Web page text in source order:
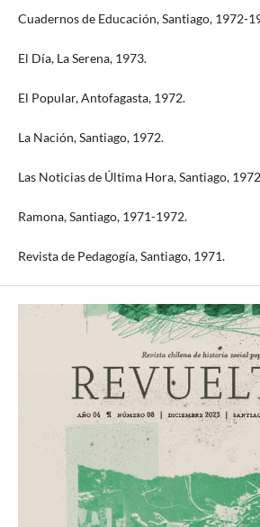
Cuadernos de Educación, Santiago, 1972-
El Día, La Serena, 1973.
El Popular, Antofagasta, 1972.
La Nación, Santiago, 1972.
Las Noticias de Última Hora, Santiago,
Ramona, Santiago, 1971-1972.
Revista de Pedagogía, Santiago, 1971.